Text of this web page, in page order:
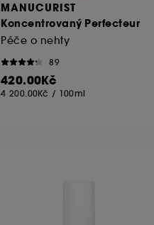
MANUCURIST
Koncentrovaný Perfecteur
Péče o nehty
89
420.00Kč
4 200.00Kč / 100ml